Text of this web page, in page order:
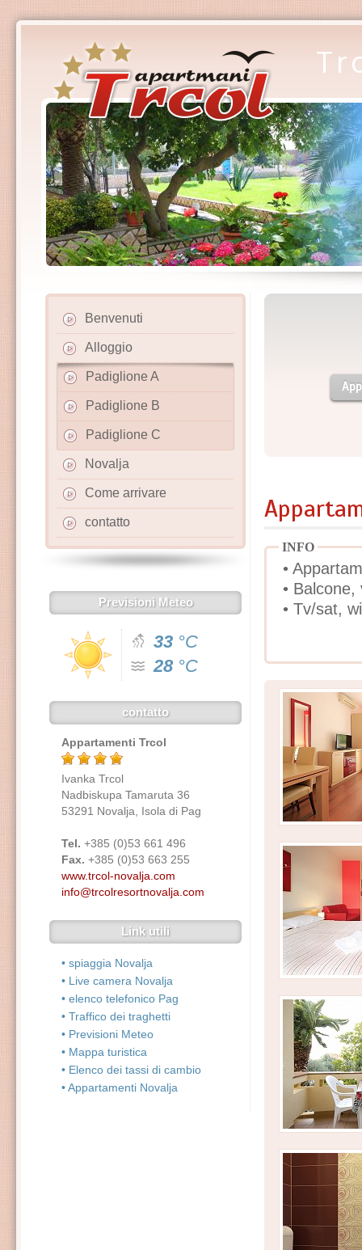
Benvenuti
Alloggio
Padiglione A
Padiglione B
Padiglione C
Novalja
Come arrivare
contatto
Previsioni Meteo
33 °C
28°C
contatto
Appartamenti Trcol
Ivanka Trcol
Nadbiskupa Tamaruta 36
53291 Novalja, Isola di Pag
Tel. +385 (0)53 661 496
Fax. +385 (0)53 663 255
www.trcol-novalja.com
info@trcolresortnovalja.com
Link utili
• spiaggia Novalja
• Live camera Novalja
• elenco telefonico Pag
• Traffico dei traghetti
• Previsioni Meteo
• Mappa turistica
• Elenco dei tassi di cambio
• Appartamenti Novalja
INFO
•
•
• Tv/sat,